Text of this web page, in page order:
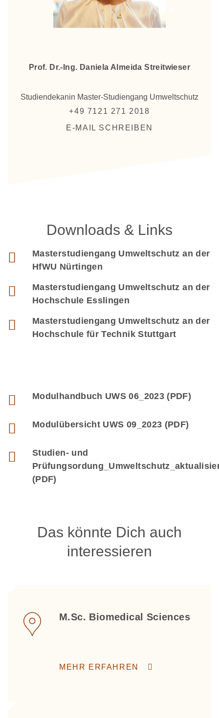
Prof. Dr.-Ing. Daniela Almeida Streitwieser
Studiendekanin Master-Studiengang Umweltschutz
+49 7121 271 2018
E-MAIL SCHREIBEN
Downloads & Links
Masterstudiengang Umweltschutz an der
HfWU Nürtingen
Masterstudiengang Umweltschutz an der
Hochschule Esslingen
Masterstudiengang Umweltschutz an der
Hochschule für Technik Stuttgart
Modulhandbuch UWS 06_2023 (PDF)
Modulübersicht UWS 09_2023 (PDF)
Studien- und
(PDF)
Das könnte Dich auch
interessieren
M.Sc. Biomedical Sciences
MEHR ERFAHREN